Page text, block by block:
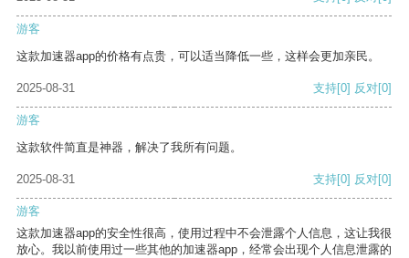
游客
这款加速器app的价格有点贵，可以适当降低一些，这样会更加亲民。
2025-08-31 支持[0] 反对[0]
游客
这款软件简直是神器，解决了我所有问题。
2025-08-31 支持[0] 反对[0]
游客
这款加速器app的安全性很高，使用过程中不会泄露个人信息，这让我很
放心。我以前使用过一些其他的加速器app，经常会出现个人信息泄露的